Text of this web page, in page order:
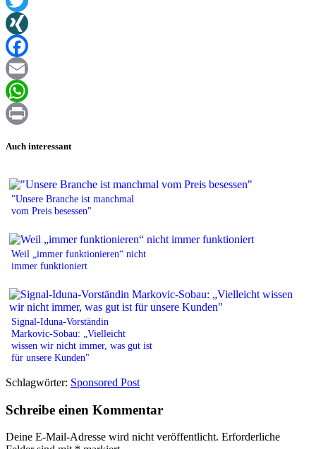
Twitter
XING
Facebook
Email
WhatsApp
Auch interessant
"Unsere Branche ist manchmal
vom Preis besessen"
Weil „immer funktionieren“ nicht
immer funktioniert
Signal-Iduna-Vorständin
Markovic-Sobau: „Vielleicht
wissen wir nicht immer, was gut ist
für unsere Kunden"
Schlagwörter: Sponsored Post
Schreibe einen Kommentar
Deine E-Mail-Adresse wird nicht veröffentlicht. Erforderliche